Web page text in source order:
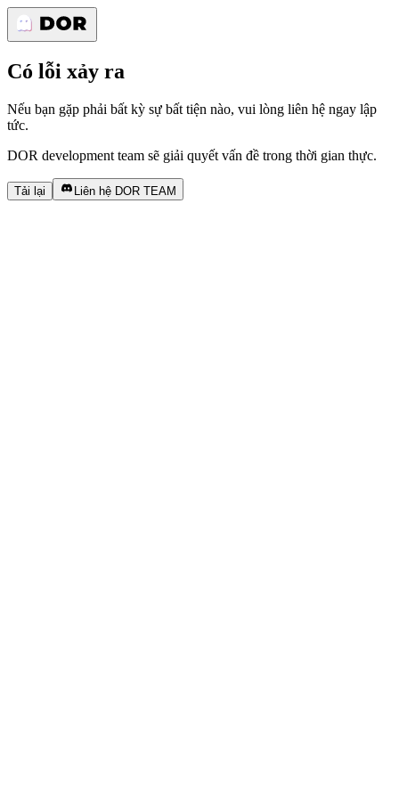
Có lỗi xảy ra
Nếu bạn gặp phải bất kỳ sự bất tiện nào, vui lòng liên hệ ngay lập
tức.
DOR development team sẽ giải quyết vấn đề trong thời gian thực.
Tải lại Liên hệ DOR TEAM